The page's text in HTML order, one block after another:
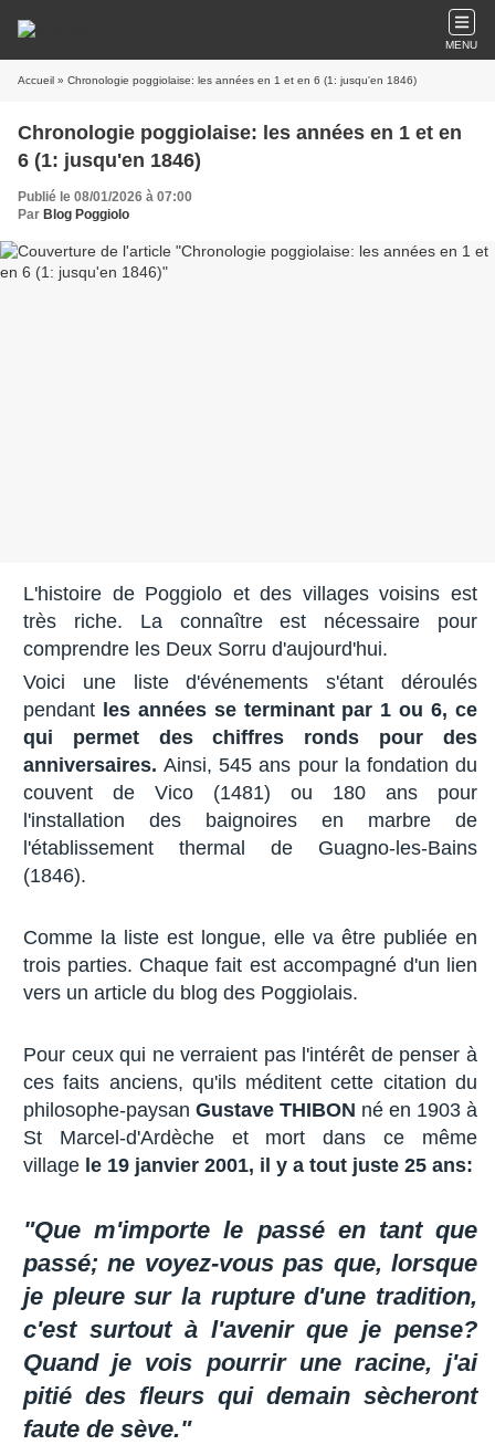
MENU
Accueil » Chronologie poggiolaise: les années en 1 et en 6 (1: jusqu'en 1846)
Chronologie poggiolaise: les années en 1 et en
6 (1: jusqu'en 1846)
Publié le 08/01/2026 à 07:00
Par Blog Poggiolo
L'histoire de Poggiolo et des villages voisins est
très riche. La connaître est nécessaire pour
comprendre les Deux Sorru d'aujourd'hui.
Voici une liste d'événements s'étant déroulés
pendant les années se terminant par 1 ou 6, ce
qui permet des chiffres ronds pour des
anniversaires. Ainsi, 545 ans pour la fondation du
couvent de Vico (1481) ou 180 ans pour
l'installation des baignoires en marbre de
l'établissement thermal de Guagno-les-Bains
(1846).
Comme la liste est longue, elle va être publiée en
trois parties. Chaque fait est accompagné d'un lien
vers un article du blog des Poggiolais.
Pour ceux qui ne verraient pas l'intérêt de penser à
ces faits anciens, qu'ils méditent cette citation du
philosophe-paysan Gustave THIBON né en 1903 à
St Marcel-d'Ardèche et mort dans ce même
village le 19 janvier 2001, il y a tout juste 25 ans:
"Que m'importe le passé en tant que
passé; ne voyez-vous pas que, lorsque
je pleure sur la rupture d'une tradition,
c'est surtout à l'avenir que je pense?
Quand je vois pourrir une racine, j'ai
pitié des fleurs qui demain sècheront
faute de sève."